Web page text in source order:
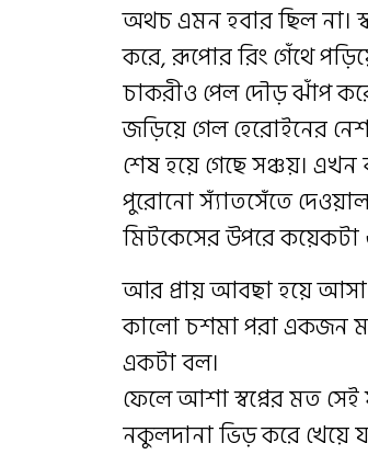
অথচ এমন হবার ছিল না।
করে, রূপোর রিং গেঁথে
চাকরীও পেল দৌড় ঝাঁপ
জড়িয়ে গেল হেরোইনের
শেষ হয়ে গেছে সঞ্চয়।
পুরোনো স্যাঁতসেঁতে
মিটকেসের উপরে কয়েকটা
আর প্রায় আবছা হয়ে আসা
কালো চশমা পরা একজন
একটা বল।
ফেলে আশা স্বপ্নের মত সেই
নকুলদানা ভিড় করে খেয়ে